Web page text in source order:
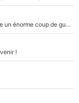
Victime de racisme contre Murray, Kyrgios pousse un énorme coup de gueule !
!